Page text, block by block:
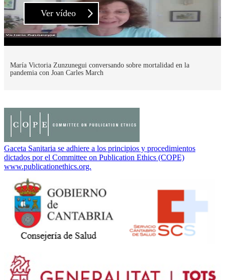
Ver vídeo
María Victoria Zunzunegui conversando sobre mortalidad en la
pandemia con Joan Carles March
Gaceta Sanitaria se adhiere a los principios y procedimientos
dictados por el Committee on Publication Ethics (COPE)
www.publicationethics.org.